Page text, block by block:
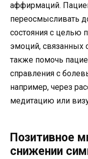
аффирмаций.
переосмысливать
состояния с целью
эмоций, связанных
также помочь
справления с
например, через
медитацию или
Позитивное
снижении